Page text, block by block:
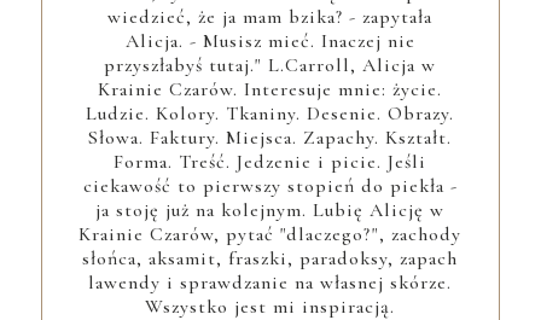
wiedzieć, że ja mam bzika? - zapytała
Alicja. - Musisz mieć. Inaczej nie
przyszłabyś tutaj." L.Carroll, Alicja w
Krainie Czarów. Interesuje mnie: życie.
Ludzie. Kolory. Tkaniny. Desenie. Obrazy.
Słowa. Faktury. Miejsca. Zapachy. Kształt.
Forma. Treść. Jedzenie i picie. Jeśli
ciekawość to pierwszy stopień do piekła -
ja stoję już na kolejnym. Lubię Alicję w
Krainie Czarów, pytać "dlaczego?", zachody
słońca, aksamit, fraszki, paradoksy, zapach
lawendy i sprawdzanie na własnej skórze.
Wszystko jest mi inspiracją.